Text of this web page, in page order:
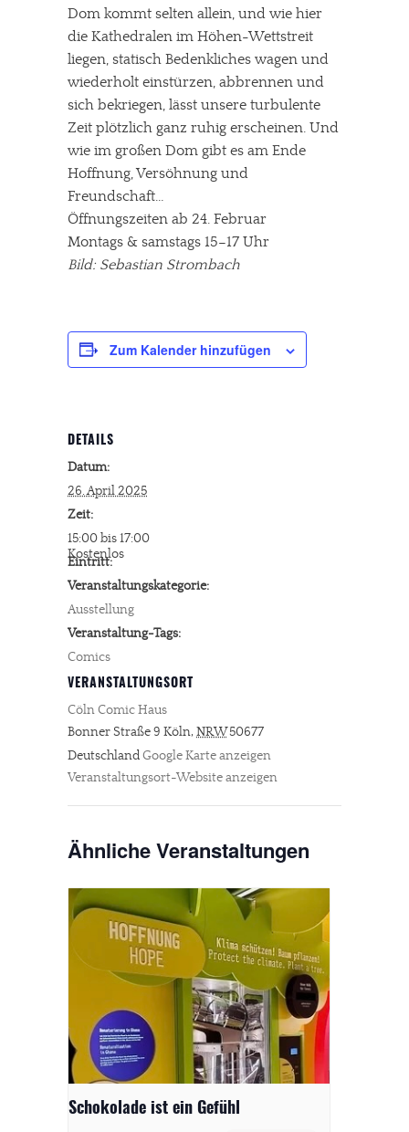
Dom kommt selten allein, und wie hier
die Kathedralen im Höhen-Wettstreit
liegen, statisch Bedenkliches wagen und
wiederholt einstürzen, abbrennen und
sich bekriegen, lässt unsere turbulente
Zeit plötzlich ganz ruhig erscheinen. Und
wie im großen Dom gibt es am Ende
Hoffnung, Versöhnung und
Freundschaft…
Öffnungszeiten ab 24. Februar
Montags & samstags 15–17 Uhr
Bild: Sebastian Strombach
Zum Kalender hinzufügen
DETAILS
Datum:
26. April 2025
Zeit:
15:00 bis 17:00
Eintritt:
Kostenlos
Veranstaltungskategorie:
Ausstellung
Veranstaltung-Tags:
Comics
VERANSTALTUNGSORT
Cöln Comic Haus
Bonner Straße 9 Köln, NRW50677
DeutschlandGoogle Karte anzeigen
Veranstaltungsort-Website anzeigen
Ähnliche Veranstaltungen
Schokolade ist ein Gefühl